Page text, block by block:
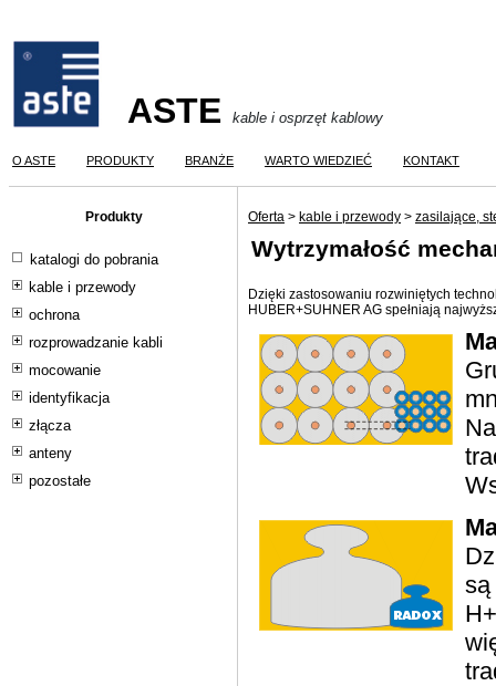
ASTE kable i osprzęt kablowy
O ASTE PRODUKTY BRANŻE WARTO WIEDZIEĆ KONTAKT
Produkty
katalogi do pobrania
kable i przewody
ochrona
rozprowadzanie kabli
mocowanie
identyfikacja
złącza
anteny
pozostałe
Oferta > kable i przewody > zasilające,
Wytrzymałość
Dzięki zastosowaniu rozwiniętych
HUBER+SUHNER AG spełniają
są